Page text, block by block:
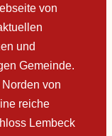
von
und
Gemeinde.
von
reiche
Lembeck